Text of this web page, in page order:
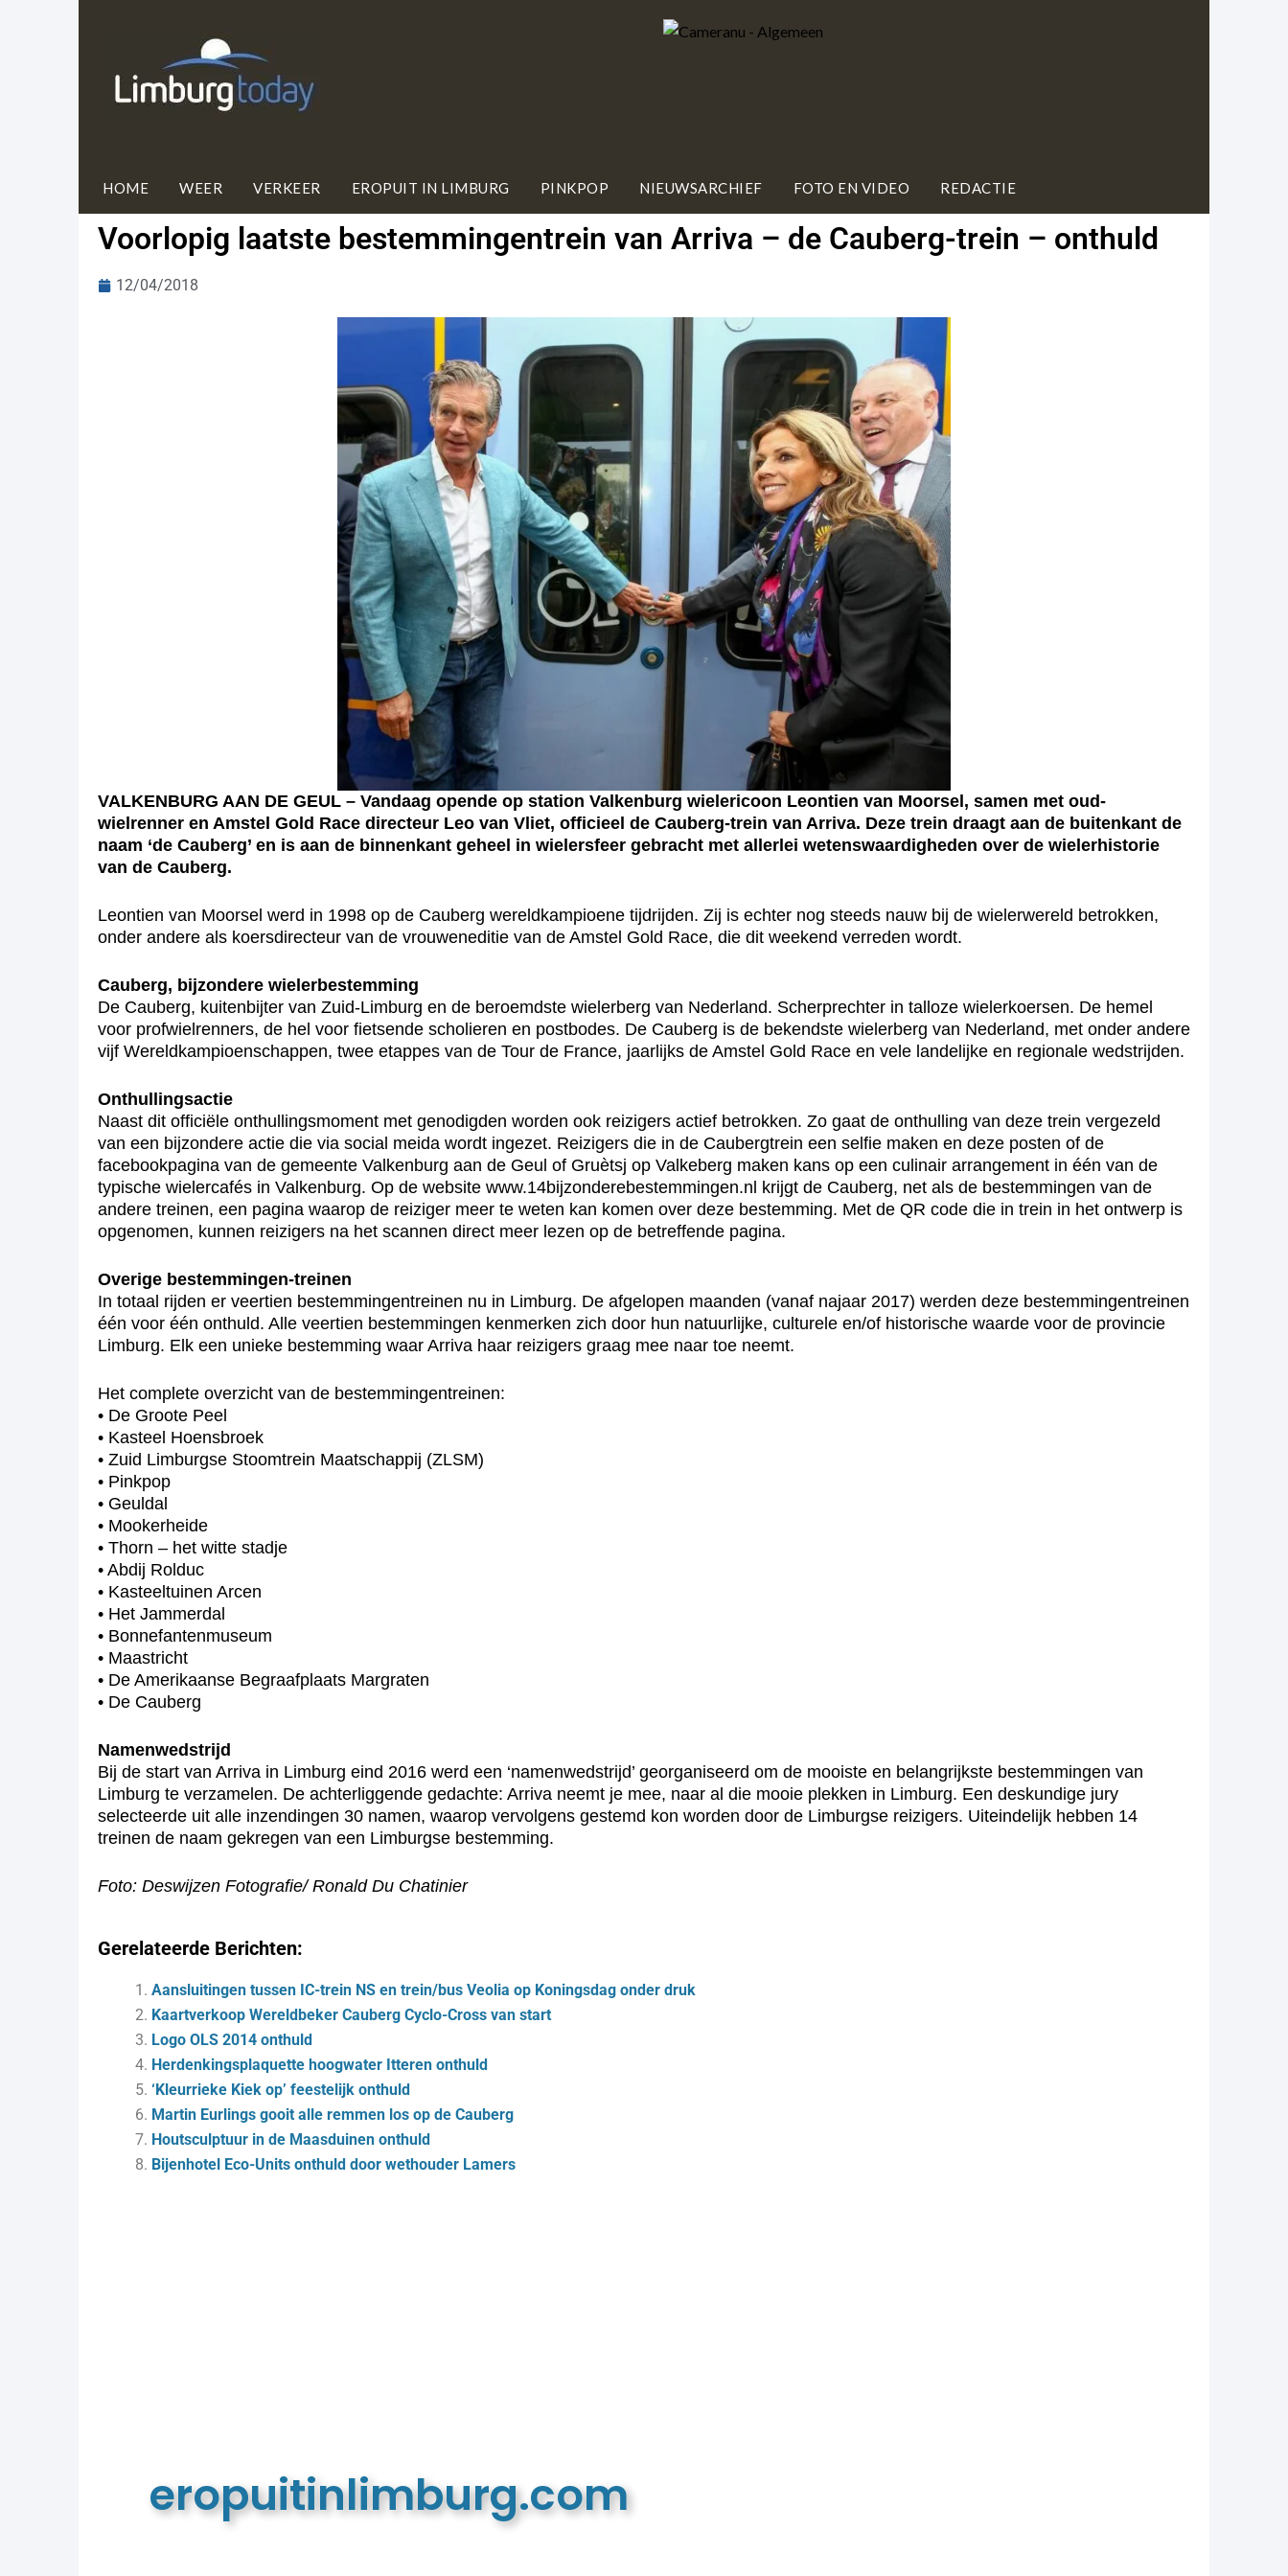
HOME WEER VERKEER EROPUIT IN LIMBURG PINKPOP NIEUWSARCHIEF FOTO EN VIDEO REDACTIE
Voorlopig laatste bestemmingentrein van Arriva – de Cauberg-trein – onthuld
12/04/2018
VALKENBURG AAN DE GEUL – Vandaag opende op station Valkenburg wielericoon Leontien van Moorsel, samen met oud-
wielrenner en Amstel Gold Race directeur Leo van Vliet, officieel de Cauberg-trein van Arriva. Deze trein draagt aan de buitenkant de
naam ‘de Cauberg’ en is aan de binnenkant geheel in wielersfeer gebracht met allerlei wetenswaardigheden over de wielerhistorie
van de Cauberg.
Leontien van Moorsel werd in 1998 op de Cauberg wereldkampioene tijdrijden. Zij is echter nog steeds nauw bij de wielerwereld betrokken,
onder andere als koersdirecteur van de vrouweneditie van de Amstel Gold Race, die dit weekend verreden wordt.
Cauberg, bijzondere wielerbestemming
De Cauberg, kuitenbijter van Zuid-Limburg en de beroemdste wielerberg van Nederland. Scherprechter in talloze wielerkoersen. De hemel
voor profwielrenners, de hel voor fietsende scholieren en postbodes. De Cauberg is de bekendste wielerberg van Nederland, met onder andere
vijf Wereldkampioenschappen, twee etappes van de Tour de France, jaarlijks de Amstel Gold Race en vele landelijke en regionale wedstrijden.
Onthullingsactie
Naast dit officiële onthullingsmoment met genodigden worden ook reizigers actief betrokken. Zo gaat de onthulling van deze trein vergezeld
van een bijzondere actie die via social meida wordt ingezet. Reizigers die in de Caubergtrein een selfie maken en deze posten of de
facebookpagina van de gemeente Valkenburg aan de Geul of Gruètsj op Valkeberg maken kans op een culinair arrangement in één van de
typische wielercafés in Valkenburg. Op de website www.14bijzonderebestemmingen.nl krijgt de Cauberg, net als de bestemmingen van de
andere treinen, een pagina waarop de reiziger meer te weten kan komen over deze bestemming. Met de QR code die in trein in het ontwerp is
opgenomen, kunnen reizigers na het scannen direct meer lezen op de betreffende pagina.
Overige bestemmingen-treinen
In totaal rijden er veertien bestemmingentreinen nu in Limburg. De afgelopen maanden (vanaf najaar 2017) werden deze bestemmingentreinen
één voor één onthuld. Alle veertien bestemmingen kenmerken zich door hun natuurlijke, culturele en/of historische waarde voor de provincie
Limburg. Elk een unieke bestemming waar Arriva haar reizigers graag mee naar toe neemt.
Het complete overzicht van de bestemmingentreinen:
• De Groote Peel
• Kasteel Hoensbroek
• Zuid Limburgse Stoomtrein Maatschappij (ZLSM)
• Pinkpop
• Geuldal
• Mookerheide
• Thorn – het witte stadje
• Abdij Rolduc
• Kasteeltuinen Arcen
• Het Jammerdal
• Bonnefantenmuseum
• Maastricht
• De Amerikaanse Begraafplaats Margraten
• De Cauberg
Namenwedstrijd
Bij de start van Arriva in Limburg eind 2016 werd een ‘namenwedstrijd’ georganiseerd om de mooiste en belangrijkste bestemmingen van
Limburg te verzamelen. De achterliggende gedachte: Arriva neemt je mee, naar al die mooie plekken in Limburg. Een deskundige jury
selecteerde uit alle inzendingen 30 namen, waarop vervolgens gestemd kon worden door de Limburgse reizigers. Uiteindelijk hebben 14
treinen de naam gekregen van een Limburgse bestemming.
Foto: Deswijzen Fotografie/ Ronald Du Chatinier
Gerelateerde Berichten:
Aansluitingen tussen IC-trein NS en trein/bus Veolia op Koningsdag onder druk
Kaartverkoop Wereldbeker Cauberg Cyclo-Cross van start
Logo OLS 2014 onthuld
Herdenkingsplaquette hoogwater Itteren onthuld
‘Kleurrieke Kiek op’ feestelijk onthuld
Martin Eurlings gooit alle remmen los op de Cauberg
Houtsculptuur in de Maasduinen onthuld
Bijenhotel Eco-Units onthuld door wethouder Lamers
eropuitinlimburg.com